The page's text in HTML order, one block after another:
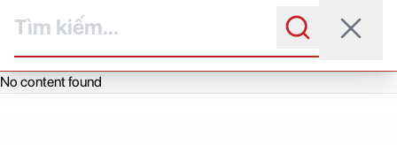
content
No content found